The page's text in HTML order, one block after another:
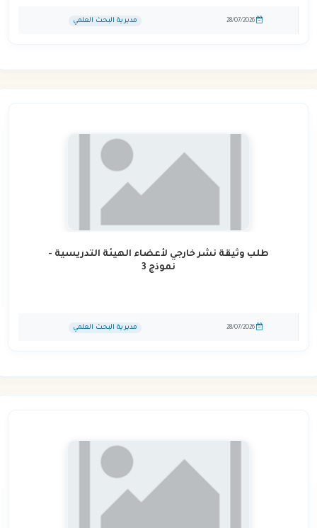
28/07/2026 مديرية البحث العلمي
طلب وثيقة نشر خارجي لأعضاء الهيئة التدريسية -
نموذج 3
28/07/2026 مديرية البحث العلمي